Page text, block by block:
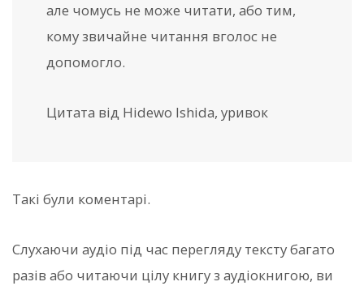
але чомусь не може читати, або тим,
кому звичайне читання вголос не
допомогло.
Цитата від Hidewo Ishida, уривок
Такі були коментарі.
Слухаючи аудіо під час перегляду тексту багато
разів або читаючи цілу книгу з аудіокнигою, ви